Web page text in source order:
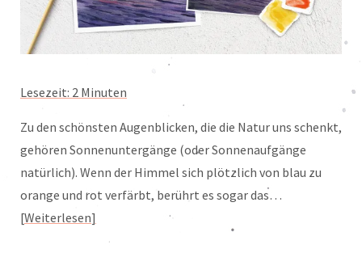
Lesezeit: 2 Minuten
Zu den schönsten Augenblicken, die die Natur uns schenkt,
gehören Sonnenuntergänge (oder Sonnenaufgänge
natürlich). Wenn der Himmel sich plötzlich von blau zu
orange und rot verfärbt, berührt es sogar das…
Weiterlesen